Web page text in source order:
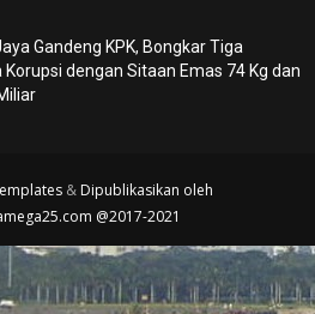
Gandeng KPK, Bongkar Tiga
Korupsi dengan Sitaan Emas 74 Kg dan
& Dipublikasikan oleh
@2017-2021